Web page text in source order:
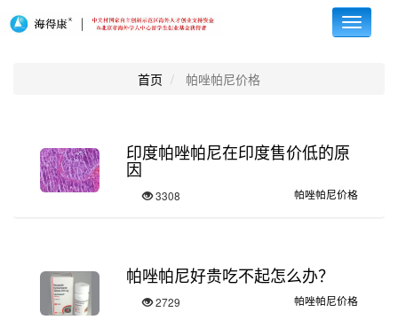
Toggle
首页 帕唑帕尼价格
印度帕唑帕尼在印度售价低的原
因
3308 帕唑帕尼价格
帕唑帕尼好贵吃不起怎么办？
2729 帕唑帕尼价格